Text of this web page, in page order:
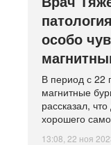
особо
В период с 22
магнитные
рассказал,
хорошего
13:08, 22 ноя